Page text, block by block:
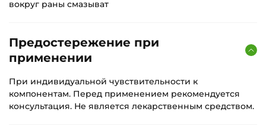
вокруг раны смазыват
Предостережение при
применении
При индивидуальной чувствительности к
компонентам. Перед применением рекомендуется
консультация. Не является лекарственным средством.